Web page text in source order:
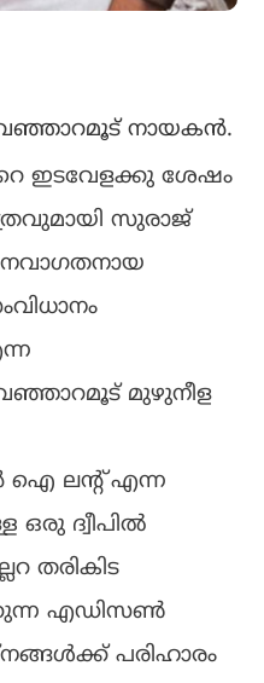
നായകൻ.
ഇടവേളക്കു ശേഷം
സുരാജ്
മുഴുനീള
ഐ ലൻ്റ് എന്ന
ഒരു ദ്വീപിൽ
തരികിട
എഡിസൺ
പരിഹാരം